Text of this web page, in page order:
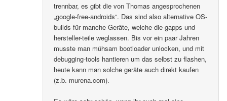
trennbar, es gibt die von Thomas angesprochenen
„google-free-androids“. Das sind also alternative OS-
builds für manche Geräte, welche die gapps und
hersteller-teile weglassen. Bis vor ein paar Jahren
musste man mühsam bootloader unlocken, und mit
debugging-tools hantieren um das selbst zu flashen,
heute kann man solche geräte auch direkt kaufen
(z.b. murena.com).